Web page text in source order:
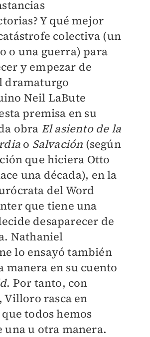
Y qué mejor
colectiva (un
o una guerra) para
y empezar de
dramaturgo
Neil LaBute
premisa en su
obra El asiento de la
o Salvación (según
que hiciera Otto
una década), en la
del Word
que tiene una
desaparecer de
Nathaniel
lo ensayó también
manera en su cuento
. Por tanto, con
Villoro rasca en
todos hemos
una u otra manera.